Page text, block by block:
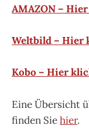
AMAZON –
Weltbild – Hier
Kobo – Hier
Eine Übersicht
finden Siehier.